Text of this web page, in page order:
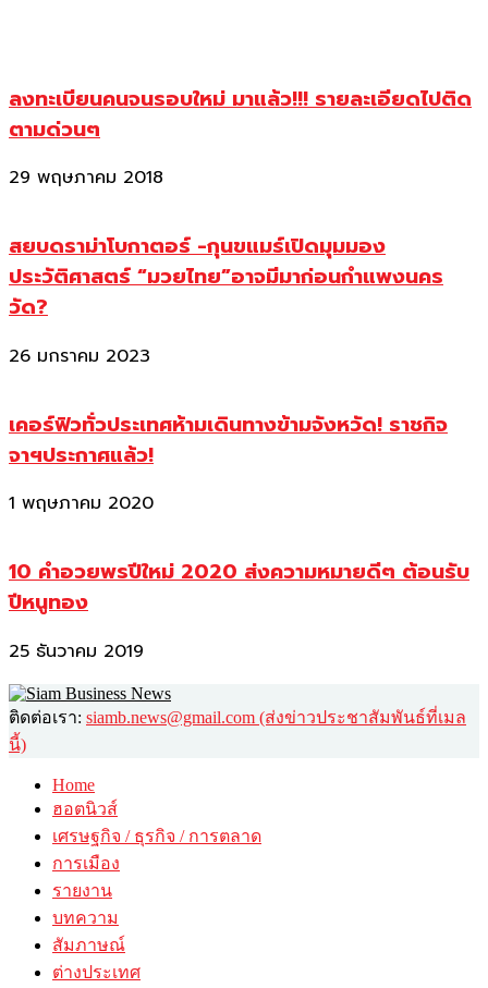
ลงทะเบียนคนจนรอบใหม่ มาแล้ว!!! รายละเอียดไปติด
ตามด่วนๆ
29 พฤษภาคม 2018
สยบดราม่าโบกาตอร์ -กุนขแมร์เปิดมุมมอง
ประวัติศาสตร์ “มวยไทย”อาจมีมาก่อนกำแพงนคร
วัด?
26 มกราคม 2023
เคอร์ฟิวทั่วประเทศห้ามเดินทางข้ามจังหวัด! ราชกิจ
จาฯประกาศแล้ว!
1 พฤษภาคม 2020
10 คำอวยพรปีใหม่ 2020 ส่งความหมายดีๆ ต้อนรับ
ปีหนูทอง
25 ธันวาคม 2019
ติดต่อเรา: siamb.news@gmail.com (ส่งข่าวประชาสัมพันธ์ที่เมล
นี้)
Home
ฮอตนิวส์
เศรษฐกิจ / ธุรกิจ / การตลาด
การเมือง
รายงาน
บทความ
สัมภาษณ์
ต่างประเทศ